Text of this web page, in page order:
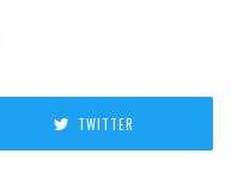
TWITTER